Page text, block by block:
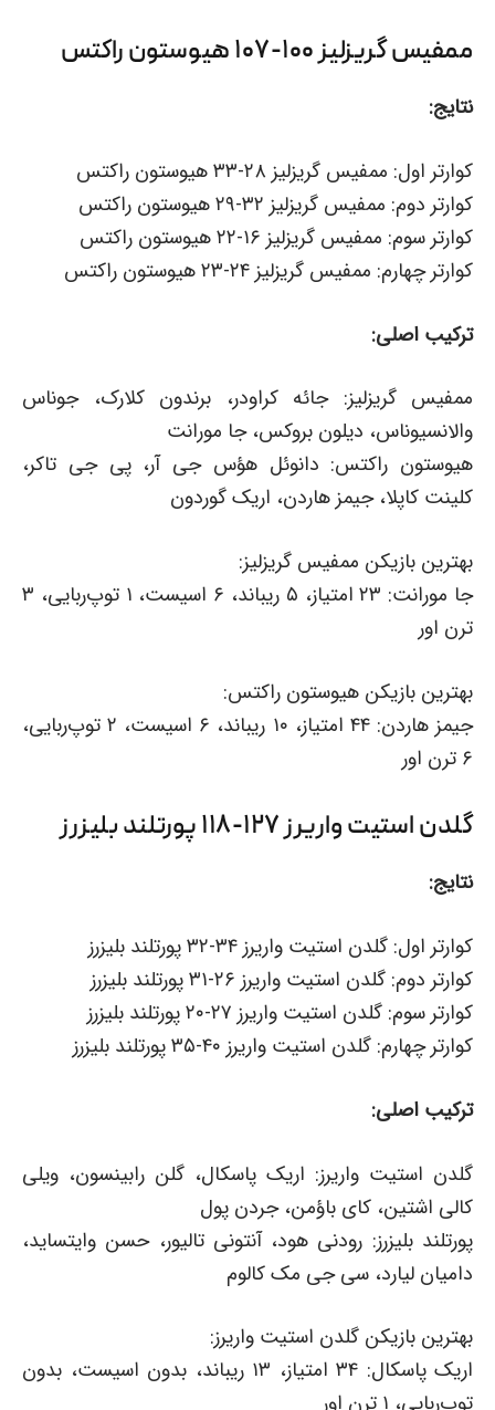
ممفیس گریزلیز ۱۰۰-۱۰۷ هیوستون راکتس
نتایج:
کوارتر اول: ممفیس گریزلیز ۲۸-۳۳ هیوستون راکتس
کوارتر دوم: ممفیس گریزلیز ۳۲-۲۹ هیوستون راکتس
کوارتر سوم: ممفیس گریزلیز ۱۶-۲۲ هیوستون راکتس
کوارتر چهارم: ممفیس گریزلیز ۲۴-۲۳ هیوستون راکتس
ترکیب اصلی:
ممفیس گریزلیز: جائه کراودر، برندون کلارک، جوناس
والانسیوناس، دیلون بروکس، جا مورانت
هیوستون راکتس: دانوئل هؤس جی آر، پی جی تاکر،
کلینت کاپلا، جیمز هاردن، اریک گوردون
بهترین بازیکن ممفیس گریزلیز:
جا مورانت: ۲۳ امتیاز، ۵ ریباند، ۶ اسیست، ۱ توپ‌ربایی، ۳
ترن اور
بهترین بازیکن هیوستون راکتس:
جیمز هاردن: ۴۴ امتیاز، ۱۰ ریباند، ۶ اسیست، ۲ توپ‌ربایی،
۶ ترن اور
گلدن استیت واریرز ۱۲۷-۱۱۸ پورتلند بلیزرز
نتایج:
کوارتر اول: گلدن استیت واریرز ۳۴-۳۲ پورتلند بلیزرز
کوارتر دوم: گلدن استیت واریرز ۲۶-۳۱ پورتلند بلیزرز
کوارتر سوم: گلدن استیت واریرز ۲۷-۲۰ پورتلند بلیزرز
کوارتر چهارم: گلدن استیت واریرز ۴۰-۳۵ پورتلند بلیزرز
ترکیب اصلی:
گلدن استیت واریرز: اریک پاسکال، گلن رابینسون، ویلی
کالی اشتین، کای باؤمن، جردن پول
پورتلند بلیزرز: رودنی هود، آنتونی تالیور، حسن وایتساید،
دامیان لیارد، سی جی مک کالوم
بهترین بازیکن گلدن استیت واریرز:
اریک پاسکال: ۳۴ امتیاز، ۱۳ ریباند، بدون اسیست، بدون
توپ‌ربایی، ۱ ترن اور